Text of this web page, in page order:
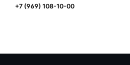
+7 (969) 108-10-00